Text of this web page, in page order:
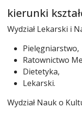
kierunki
Wydział Lekarski i
Pielęgniarstwo,
Ratownictwo
Dietetyka,
Lekarski.
Wydział Nauk o